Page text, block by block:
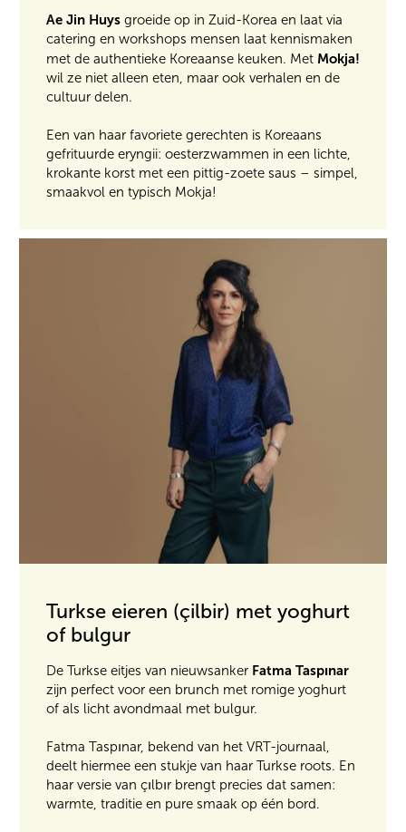
Ae Jin Huys groeide op in Zuid-Korea en laat via
catering en workshops mensen laat kennismaken
met de authentieke Koreaanse keuken. Met Mokja!
wil ze niet alleen eten, maar ook verhalen en de
cultuur delen.
Een van haar favoriete gerechten is Koreaans
gefrituurde eryngii: oesterzwammen in een lichte,
krokante korst met een pittig-zoete saus – simpel,
smaakvol en typisch Mokja!
Turkse eieren (çilbir) met yoghurt
of bulgur
De Turkse eitjes van nieuwsanker Fatma Taspınar
zijn perfect voor een brunch met romige yoghurt
of als licht avondmaal met bulgur.
Fatma Taspınar, bekend van het VRT-journaal,
deelt hiermee een stukje van haar Turkse roots. En
haar versie van çılbır brengt precies dat samen:
warmte, traditie en pure smaak op één bord.